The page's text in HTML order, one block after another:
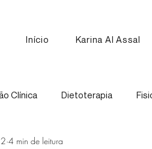
Início Karina Al Assal
Clínica Dietoterapia
4 min de leitura